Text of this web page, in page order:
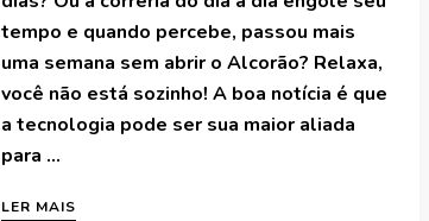
tempo e quando percebe, passou mais
uma semana sem abrir o Alcorão? Relaxa,
você não está sozinho! A boa notícia é que
a tecnologia pode ser sua maior aliada
para …
LER MAIS